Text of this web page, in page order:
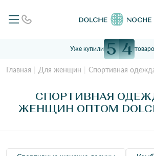
Уже купили 5 4
Главная Для женщин Спортивная
СПОРТИВНАЯ
ЖЕНЩИН ОПТОМ